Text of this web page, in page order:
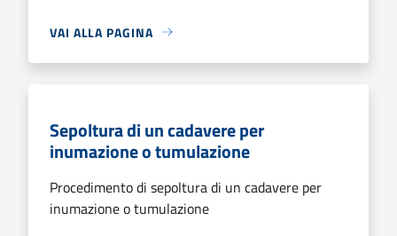
VAI ALLA PAGINA
Sepoltura di un cadavere per
inumazione o tumulazione
Procedimento di sepoltura di un cadavere per
inumazione o tumulazione